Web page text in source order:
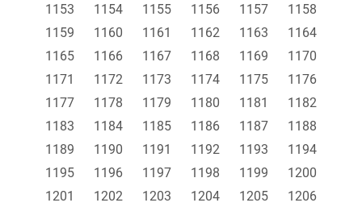
1153 1154 1155 1156 1157
1158
1159
1160 1161 1162 1163
1164
1165
1166 1167 1168 1169
1170
1171
1172 1173 1174 1175
1176
1177
1178 1179 1180 1181
1182
1183
1184 1185 1186 1187
1188
1189
1190 1191 1192 1193
1194
1195
1196 1197 1198 1199
1200
1201
1202 1203 1204 1205
1206